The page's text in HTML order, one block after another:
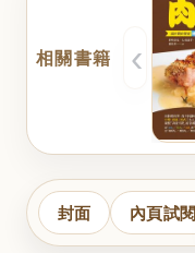
相關書籍 ‹
封面 內頁試閱